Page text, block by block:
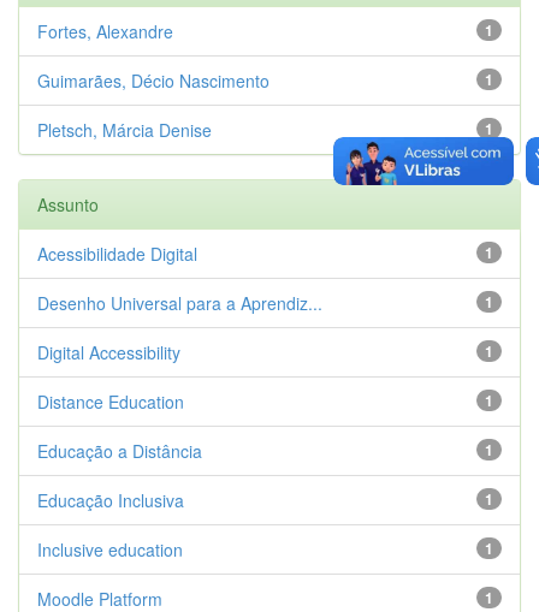
1
Fortes, Alexandre
1
Guimarães, Décio Nascimento
1
Pletsch, Márcia Denise
Assunto
1
Acessibilidade Digital
1
Desenho Universal para a Aprendiz...
1
Digital Accessibility
1
Distance Education
1
Educação a Distância
1
Educação Inclusiva
1
Inclusive education
1
Moodle Platform